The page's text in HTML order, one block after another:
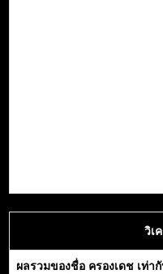
วิเ
ผลรวมของชื่อ ครองเดช เท่